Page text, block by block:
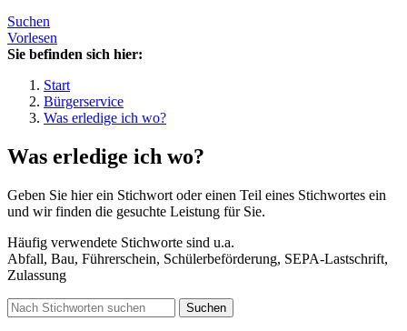
Suchen
Vorlesen
Sie befinden sich hier:
Start
Bürgerservice
Was erledige ich wo?
Was erledige ich wo?
Geben Sie hier ein Stichwort oder einen Teil eines Stichwortes ein
und wir finden die gesuchte Leistung für Sie.
Häufig verwendete Stichworte sind u.a.
Abfall, Bau, Führerschein, Schülerbeförderung, SEPA-Lastschrift,
Zulassung
Suchen